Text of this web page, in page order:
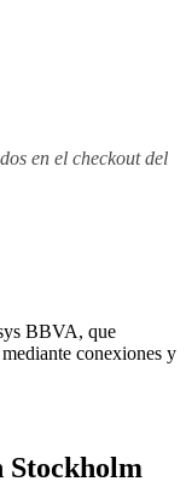
en el checkout del
BBVA, que
conexiones y
Stockholm